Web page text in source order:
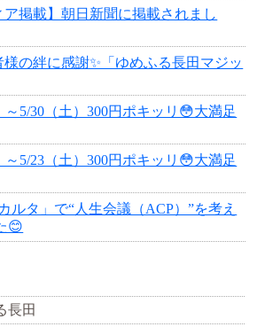
ア掲載】朝日新聞に掲載されまし
様の絆に感謝✨「ゆめふる長田マジッ
～5/30（土）300円ポキッリ😳大満足
～5/23（土）300円ポキッリ😳大満足
ルタ」で“人生会議（ACP）”を考え
😊
長田